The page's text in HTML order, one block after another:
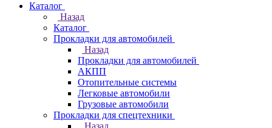
Каталог
Назад
Каталог
Прокладки для автомобилей
Назад
Прокладки для автомобилей
АКПП
Отопительные системы
Легковые автомобили
Грузовые автомобили
Прокладки для спецтехники
Назад